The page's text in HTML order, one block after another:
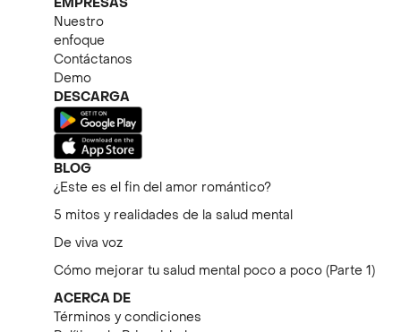
EMPRESAS
Nuestro
enfoque
Contáctanos
Demo
DESCARGA
BLOG
¿Este es el fin del amor romántico?
5 mitos y realidades de la salud mental
De viva voz
Cómo mejorar tu salud mental poco a poco (Parte 1)
ACERCA DE
Términos y condiciones